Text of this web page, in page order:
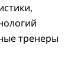
тренеры